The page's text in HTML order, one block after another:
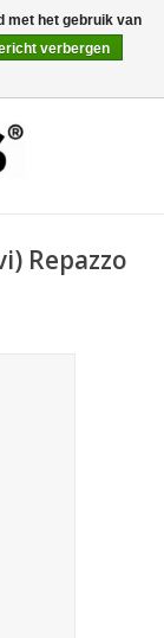
0 Artikelen - €0,00
Repazzo
met het gebruik van
verbergen